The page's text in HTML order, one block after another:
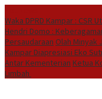
Waka DPRD Kampar : CSR
Hendri Domo :
Persaudaraan Olah Minyak
Kampar Diapresiasi Eko
Antar Kementerian Ketua
Limbah